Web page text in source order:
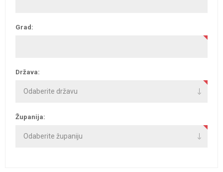
Grad:
Država:
Županija: